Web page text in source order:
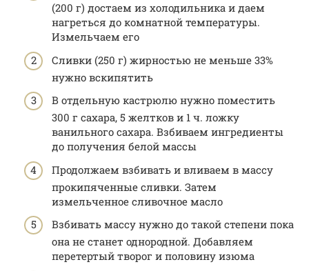
(200 г) достаем из холодильника и даем
нагреться до комнатной температуры.
Измельчаем его
Сливки (250 г) жирностью не меньше 33%
нужно вскипятить
В отдельную кастрюлю нужно поместить
300 г сахара, 5 желтков и 1 ч. ложку
ванильного сахара. Взбиваем ингредиенты
до получения белой массы
Продолжаем взбивать и вливаем в массу
прокипяченные сливки. Затем
измельченное сливочное масло
Взбивать массу нужно до такой степени пока
она не станет однородной. Добавляем
перетертый творог и половину изюма